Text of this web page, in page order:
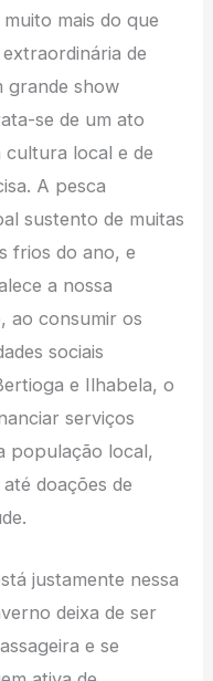
mais do que
de
grande show
se de um ato
cultura local e de
A pesca
sustento de muitas
frios do ano, e
a nossa
ao consumir os
sociais
e Ilhabela, o
serviços
população local,
doações de
justamente nessa
deixa de ser
e se